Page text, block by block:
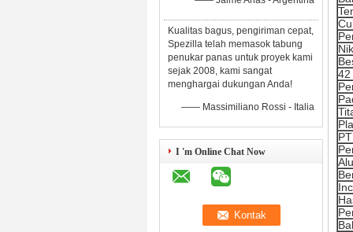
Kualitas bagus, pengiriman cepat,
Spezilla telah memasok tabung
penukar panas untuk proyek kami
sejak 2008, kami sangat
menghargai dukungan Anda!
—— Massimiliano Rossi - Italia
I 'm Online Chat Now
42